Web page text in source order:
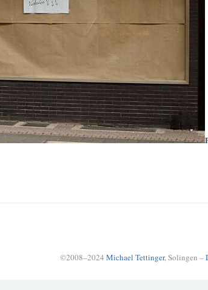
©2008–2024 Michael Tettinger, Solingen –